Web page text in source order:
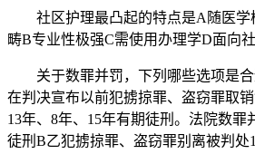
社区护理最凸起的特点是A随医学
畴B专业性极强C需使用办理学D面向社
关于数罪并罚，下列哪些选项是合
在判决宣布以前犯掳掠罪、盗窃罪取
13年、8年、15年有期徒刑。法院数罪
徒刑B乙犯掳掠罪、盗窃罪别离被判处